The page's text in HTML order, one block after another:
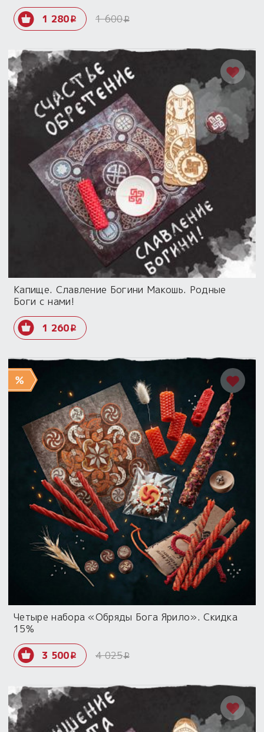
1 280i 1 600i
Капище. Славление Богини Макошь. Родные
Боги с нами!
1 260i
Четыре набора «Обряды Бога Ярило». Скидка
15%
3 500i 4 025i